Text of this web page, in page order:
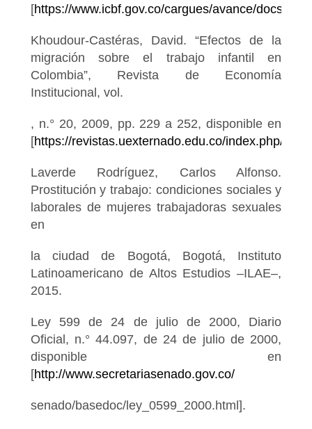
[https://www.icbf.gov.co/cargues/avance/docs/
Khoudour-Castéras, David. “Efectos de la
migración sobre el trabajo infantil en
Colombia”, Revista de Economía
Institucional, vol.
, n.° 20, 2009, pp. 229 a 252, disponible en
[https://revistas.uexternado.edu.co/index.php/
Laverde Rodríguez, Carlos Alfonso.
Prostitución y trabajo: condiciones sociales y
laborales de mujeres trabajadoras sexuales
en
la ciudad de Bogotá, Bogotá, Instituto
Latinoamericano de Altos Estudios ‒ILAE‒,
2015.
Ley 599 de 24 de julio de 2000, Diario
Oficial, n.° 44.097, de 24 de julio de 2000,
disponible en
[http://www.secretariasenado.gov.co/
senado/basedoc/ley_0599_2000.html].